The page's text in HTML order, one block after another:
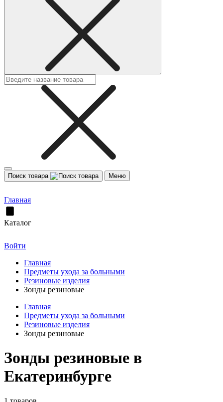
Поиск товара Меню
Главная
Каталог
Войти
Главная
Предметы ухода за больными
Резиновые изделия
Зонды резиновые
Главная
Предметы ухода за больными
Резиновые изделия
Зонды резиновые
Зонды резиновые в
Екатеринбурге